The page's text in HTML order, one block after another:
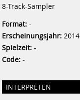
8-Track-Sampler
Format: -
Erscheinungsjahr: 2014
Spielzeit: -
Code: -
INTERPRETEN